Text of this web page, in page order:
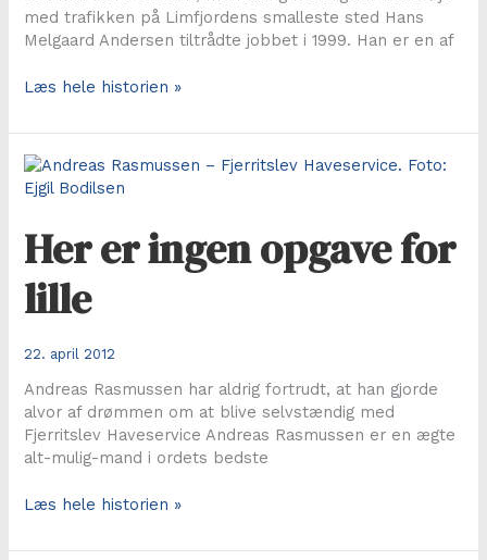
med trafikken på Limfjordens smalleste sted Hans
Melgaard Andersen tiltrådte jobbet i 1999. Han er en af
Verden
fra
Aggersundbroen
Læs hele historien »
Her er ingen opgave for
lille
22. april 2012
Andreas Rasmussen har aldrig fortrudt, at han gjorde
alvor af drømmen om at blive selvstændig med
Fjerritslev Haveservice Andreas Rasmussen er en ægte
alt-mulig-mand i ordets bedste
Her
ingen
Læs hele historien »